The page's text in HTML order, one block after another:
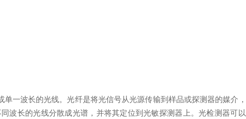
一波长的光线。光纤是将光信号从光源传输到样品或探测器的媒介
波长的光线分散成光谱，并将其定位到光敏探测器上。光检测器可